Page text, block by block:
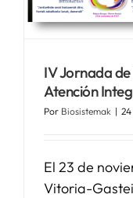
APOYO I+D+I
IV Jornada
Atención
Por Biosistemak |
El 23 de
Vitoria-